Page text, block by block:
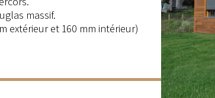
massif.
extérieur et 160 mm intérieur)